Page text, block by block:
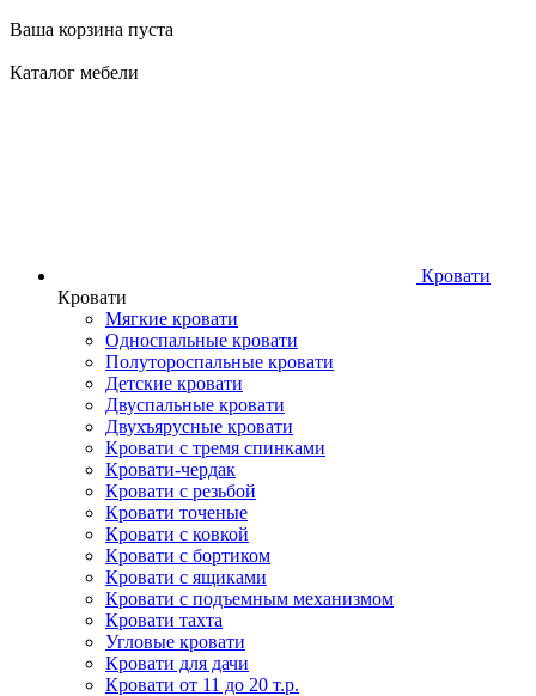
Ваша корзина пуста
Каталог мебели
Кровати
Кровати
Мягкие кровати
Односпальные кровати
Полутороспальные кровати
Детские кровати
Двуспальные кровати
Двухъярусные кровати
Кровати с тремя спинками
Кровати-чердак
Кровати с резьбой
Кровати точеные
Кровати с ковкой
Кровати с бортиком
Кровати с ящиками
Кровати с подъемным механизмом
Кровати тахта
Угловые кровати
Кровати для дачи
Кровати от 11 до 20 т.р.